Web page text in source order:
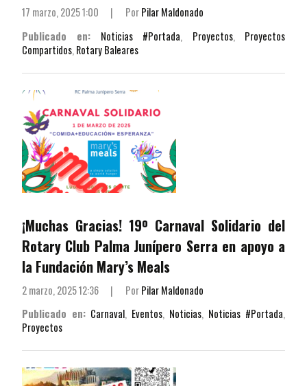
17 marzo, 2025 1:00 | PorPilar Maldonado
Publicado en:
Noticias #Portada, Proyectos, Proyectos
Compartidos, Rotary Baleares
¡Muchas Gracias! 19º Carnaval Solidario del
Rotary Club Palma Junípero Serra en apoyo a
la Fundación Mary’s Meals
2 marzo, 2025 12:36 | PorPilar Maldonado
Publicado en: Carnaval, Eventos, Noticias, Noticias #Portada,
Proyectos